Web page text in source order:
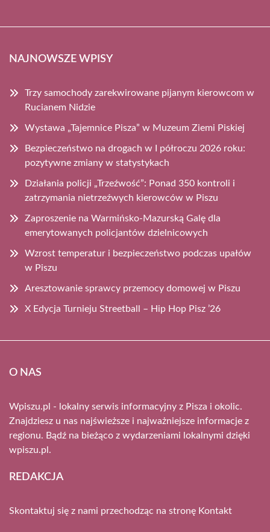
NAJNOWSZE WPISY
Trzy samochody zarekwirowane pijanym kierowcom w
Rucianem Nidzie
Wystawa „Tajemnice Pisza” w Muzeum Ziemi Piskiej
Bezpieczeństwo na drogach w I półroczu 2026 roku:
pozytywne zmiany w statystykach
Działania policji „Trzeźwość”: Ponad 350 kontroli i
zatrzymania nietrzeźwych kierowców w Piszu
Zaproszenie na Warmińsko-Mazurską Galę dla
emerytowanych policjantów dzielnicowych
Wzrost temperatur i bezpieczeństwo podczas upałów
w Piszu
Aresztowanie sprawcy przemocy domowej w Piszu
X Edycja Turnieju Streetball – Hip Hop Pisz ’26
O NAS
Wpiszu.pl - lokalny serwis informacyjny z Pisza i okolic.
Znajdziesz u nas najświeższe i najważniejsze informacje z
regionu. Bądź na bieżąco z wydarzeniami lokalnymi dzięki
wpiszu.pl.
REDAKCJA
Skontaktuj się z nami przechodząc na stronę Kontakt